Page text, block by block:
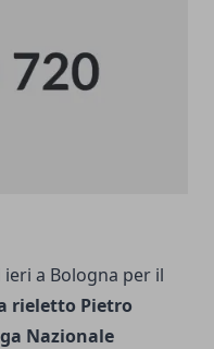
a Bologna per il
rieletto Pietro
Nazionale